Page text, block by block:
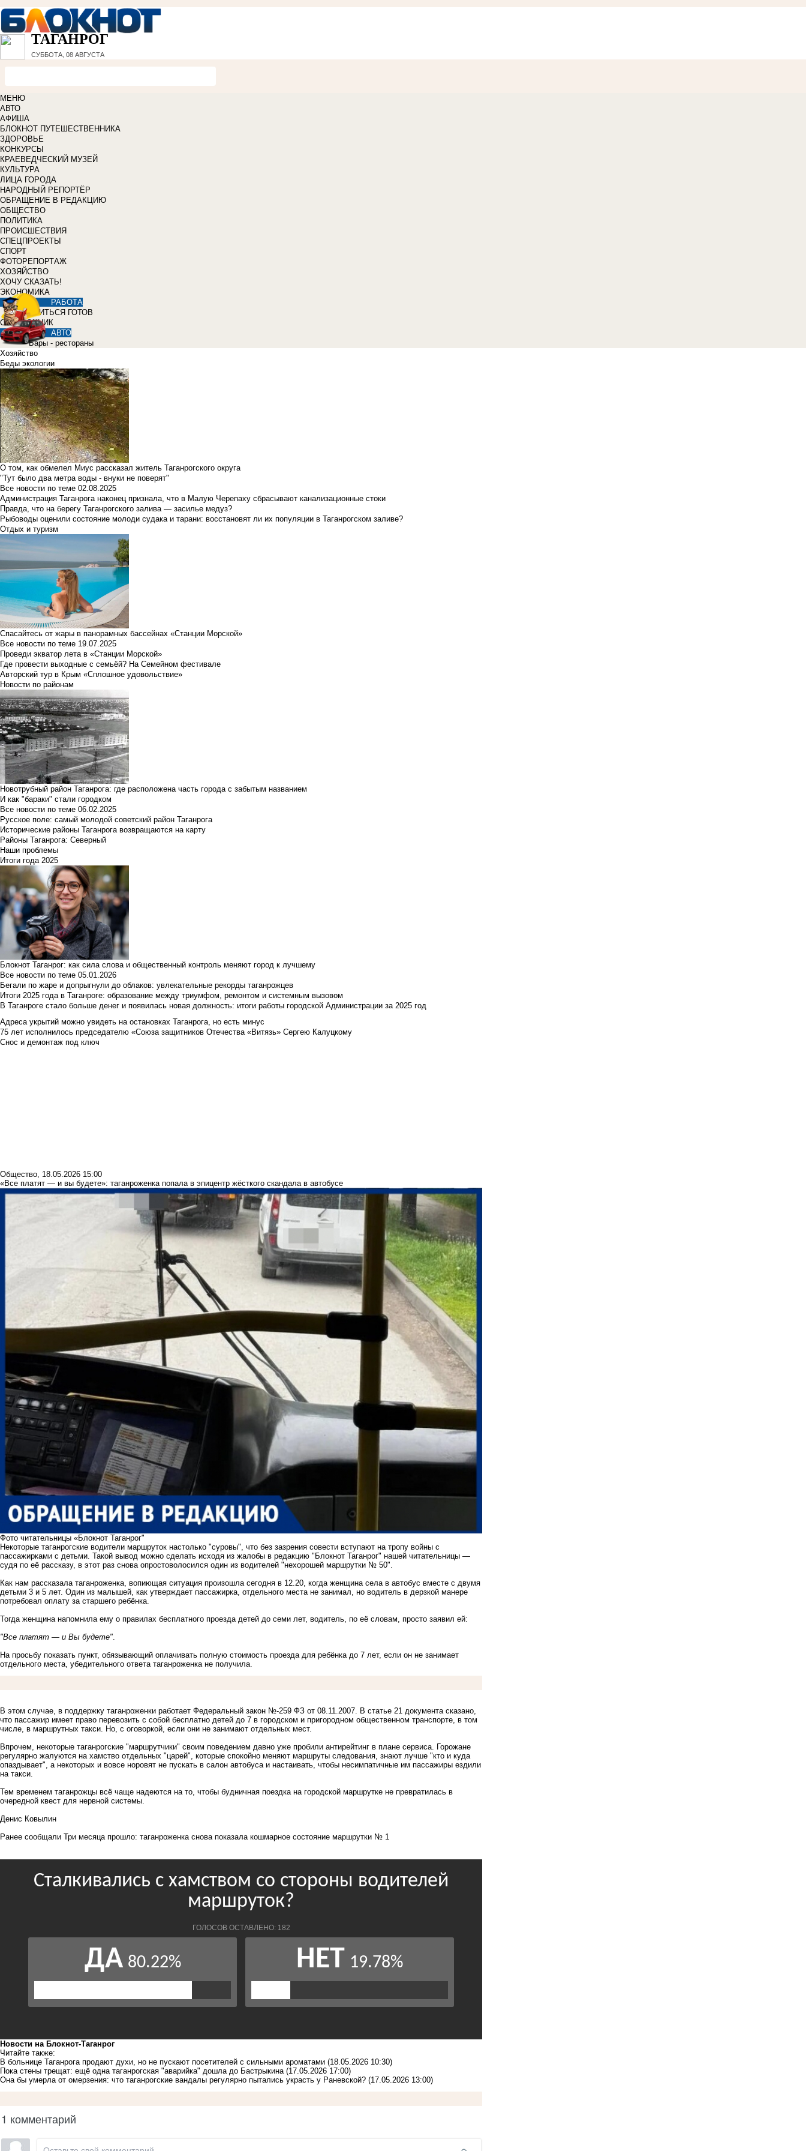
ТАГАНРОГ
СУББОТА, 08 АВГУСТА
МЕНЮ
АВТО
АФИША
БЛОКНОТ ПУТЕШЕСТВЕННИКА
ЗДОРОВЬЕ
КОНКУРСЫ
КРАЕВЕДЧЕСКИЙ МУЗЕЙ
КУЛЬТУРА
ЛИЦА ГОРОДА
НАРОДНЫЙ РЕПОРТЁР
ОБРАЩЕНИЕ В РЕДАКЦИЮ
ОБЩЕСТВО
ПОЛИТИКА
ПРОИСШЕСТВИЯ
СПЕЦПРОЕКТЫ
СПОРТ
ФОТОРЕПОРТАЖ
ХОЗЯЙСТВО
ХОЧУ СКАЗАТЬ!
ЭКОНОМИКА
РАБОТА
УЧИТЬСЯ ГОТОВ
СПРАВОЧНИК
АВТО
Бары - рестораны
Хозяйство
Беды экологии
О том, как обмелел Миус рассказал житель Таганрогского округа
"Тут было два метра воды - внуки не поверят"
Все новости по теме 02.08.2025
Администрация Таганрога наконец признала, что в Малую Черепаху сбрасывают канализационные стоки
Правда, что на берегу Таганрогского залива — засилье медуз?
Рыбоводы оценили состояние молоди судака и тарани: восстановят ли их популяции в Таганрогском заливе?
Отдых и туризм
Спасайтесь от жары в панорамных бассейнах «Станции Морской»
Все новости по теме 19.07.2025
Проведи экватор лета в «Станции Морской»
Где провести выходные с семьёй? На Семейном фестивале
Авторский тур в Крым «Сплошное удовольствие»
Новости по районам
Новотрубный район Таганрога: где расположена часть города с забытым названием
И как "бараки" стали городком
Все новости по теме 06.02.2025
Русское поле: самый молодой советский район Таганрога
Исторические районы Таганрога возвращаются на карту
Районы Таганрога: Северный
Наши проблемы
Итоги года 2025
Блокнот Таганрог: как сила слова и общественный контроль меняют город к лучшему
Все новости по теме 05.01.2026
Бегали по жаре и допрыгнули до облаков: увлекательные рекорды таганрожцев
Итоги 2025 года в Таганроге: образование между триумфом, ремонтом и системным вызовом
В Таганроге стало больше денег и появилась новая должность: итоги работы городской Администрации за 2025 год
Адреса укрытий можно увидеть на остановках Таганрога, но есть минус
75 лет исполнилось председателю «Союза защитников Отечества «Витязь» Сергею Калуцкому
Снос и демонтаж под ключ
Общество, 18.05.2026 15:00
«Все платят — и вы будете»: таганроженка попала в эпицентр жёсткого скандала в автобусе
Фото читательницы «Блокнот Таганрог"
Некоторые таганрогские водители маршруток настолько "суровы", что без зазрения совести вступают на тропу войны с
пассажирками с детьми. Такой вывод можно сделать исходя из жалобы в редакцию "Блокнот Таганрог" нашей читательницы —
судя по её рассказу, в этот раз снова опростоволосился один из водителей "нехорошей маршрутки № 50".
Как нам рассказала таганроженка, вопиющая ситуация произошла сегодня в 12.20, когда женщина села в автобус вместе с двумя
детьми 3 и 5 лет. Один из малышей, как утверждает пассажирка, отдельного места не занимал, но водитель в дерзкой манере
потребовал оплату за старшего ребёнка.
Тогда женщина напомнила ему о правилах бесплатного проезда детей до семи лет, водитель, по её словам, просто заявил ей:
"Все платят — и Вы будете".
На просьбу показать пункт, обязывающий оплачивать полную стоимость проезда для ребёнка до 7 лет, если он не занимает
отдельного места, убедительного ответа таганроженка не получила.
В этом случае, в поддержку таганроженки работает Федеральный закон №-259 ФЗ от 08.11.2007. В статье 21 документа сказано,
что пассажир имеет право перевозить с собой бесплатно детей до 7 в городском и пригородном общественном транспорте, в том
числе, в маршрутных такси. Но, с оговоркой, если они не занимают отдельных мест.
Впрочем, некоторые таганрогские "маршрутчики" своим поведением давно уже пробили антирейтинг в плане сервиса. Горожане
регулярно жалуются на хамство отдельных "царей", которые спокойно меняют маршруты следования, знают лучше "кто и куда
опаздывает", а некоторых и вовсе норовят не пускать в салон автобуса и настаивать, чтобы несимпатичные им пассажиры ездили
на такси.
Тем временем таганрожцы всё чаще надеются на то, чтобы будничная поездка на городской маршрутке не превратилась в
очередной квест для нервной системы.
Денис Ковылин
Ранее сообщали Три месяца прошло: таганроженка снова показала кошмарное состояние маршрутки № 1
Новости на Блoкнoт-Таганрог
Читайте также:
В больнице Таганрога продают духи, но не пускают посетителей с сильными ароматами (18.05.2026 10:30)
Пока стены трещат: ещё одна таганрогская "аварийка" дошла до Бастрыкина (17.05.2026 17:00)
Она бы умерла от омерзения: что таганрогские вандалы регулярно пытались украсть у Раневской? (17.05.2026 13:00)
1 комментарий